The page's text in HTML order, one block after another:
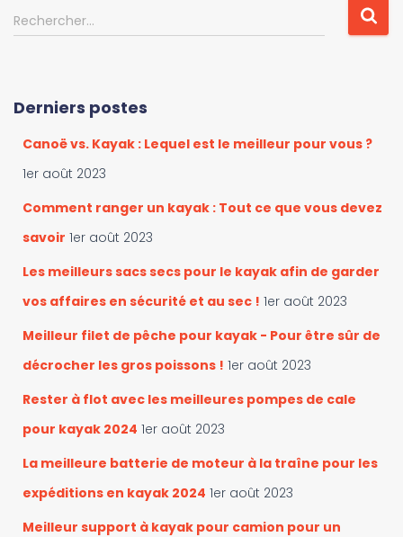
r
e
R
e
r
Rechercher…
Derniers postes
Canoë vs. Kayak : Lequel est le meilleur pour vous ?
1er août 2023
Comment ranger un kayak : Tout ce que vous devez
savoir 1er août 2023
Les meilleurs sacs secs pour le kayak afin de garder
vos affaires en sécurité et au sec ! 1er août 2023
Meilleur filet de pêche pour kayak - Pour être sûr de
décrocher les gros poissons ! 1er août 2023
Rester à flot avec les meilleures pompes de cale
pour kayak 2024 1er août 2023
La meilleure batterie de moteur à la traîne pour les
expéditions en kayak 2024 1er août 2023
Meilleur support à kayak pour camion pour un